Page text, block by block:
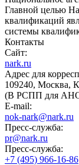
Главной целью
квалификаций
системы
Контакты
Сайт:
nark.ru
Адрес для
109240, Москва,
(В РСПП для
E-mail:
nok-nark@nark.ru
Пресс-служба:
pr@nark.ru
Пресс-служба:
+7 (495) 966-16-86